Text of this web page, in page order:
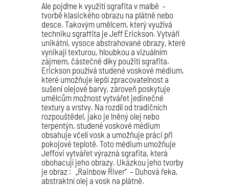
Ale pojďme k využití sgrafita v malbě –
tvorbě klasického obrazu na plátně nebo
desce. Takovým umělcem, který využívá
techniku sgraffita je Jeff Erickson. Vytváří
unikátní, vysoce abstrahované obrazy, které
vynikají texturou, hloubkou a vizuálním
zájmem, částečně díky použití sgrafita.
Erickson používá studené voskové médium,
které umožňuje lepší zpracovatelnost a
sušení olejové barvy, zároveň poskytuje
umělcům možnost vytvářet jedinečné
textury a vrstvy. Na rozdíl od tradičních
rozpouštědel, jako je lněný olej nebo
terpentýn, studené voskové médium
obsahuje včelí vosk a umožňuje práci při
pokojové teplotě. Toto médium umožňuje
Jeffovi vytvářet výrazná sgrafita, která
obohacují jeho obrazy. Ukázkou jeho tvorby
je obraz : „Rainbow River“ – Duhová řeka,
abstraktní olej a vosk na plátně.